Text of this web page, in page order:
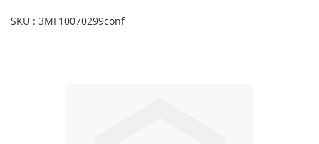
SKU : 3MF10070299conf